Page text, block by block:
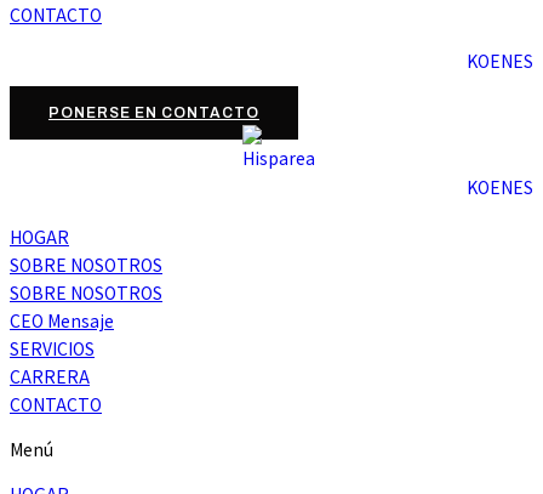
CONTACTO
KOENES
PONERSE EN CONTACTO
KOENES
HOGAR
SOBRE NOSOTROS
SOBRE NOSOTROS
CEO Mensaje
SERVICIOS
CARRERA
CONTACTO
Menú